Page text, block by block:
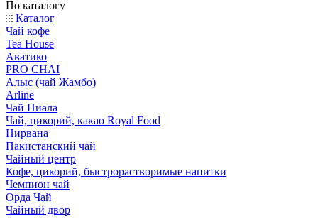
По каталогу
Каталог
Чай кофе
Tea House
Аватико
PRO CHAI
Алыс (чай Жамбо)
Arline
Чай Пиала
Чай, цикорий, какао Royal Food
Нирвана
Пакистанский чай
Чайный центр
Кофе, цикорий, быстрорастворимые напитки
Чемпион чай
Орда Чай
Чайный двор